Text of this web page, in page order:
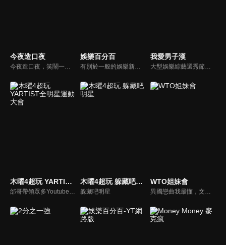
今夜造口夜
今夜造口夜，笑鬧一整夜。以網路自製嘲諷節目走紅、在網路擁有廣大支持群眾和影響力的主播「視網膜」，藉此一揉合綜藝與喜劇之談話性節目，帶觀眾以輕鬆之方式，瞭解時下最熱門、最能引起共鳴的社會議題、現象和人物。 多元的切入角度、最輕鬆易懂的議題剖析、言論尺度不設限！
娛樂百分百
有別於一般的娛樂新聞播報，透過遊戲、粉絲互動認識大明星們的真性情，歌唱單元讓你享受歌手們天籟般的歌聲，各式專題報導是為最佳懶人包，掌握最新娛樂動態，求新求變的節目單元刺激你的感官、滿足你的視覺，帶給你滿滿的歡笑，洗去整日的疲憊！
我愛男子漢
大型娛樂綜藝選秀節目《我愛男子漢》強勢登場！打造全新華語男子團體！各個參賽者無不卯足全力，使出看家本領只為登上夢想殿堂！為了擄獲評審芳心，哪些參賽者會使出意想不到的絕招呢？獨家精彩內容搶先看，想知道有什麼大來賓大駕光臨？想知道有那些爆笑互動內容？
木曜4超玩 YARTIST全明星運動大會
邰哥帶領眾多Youtuber舉辦運動會，全部人都動起來！木曜4超玩傾盡全力全新大型力作，集結YARTIST一同揮灑汗水爭取榮譽！
木曜4超玩 躲藏吧明星
躲藏吧明星
WTO姐妹會
異國戀曲我最懂，文化衝擊大不同！到底新住民怎麼看台灣？讓我們與主持人和來自世界各地的外國朋友，一起聊聊不同國家文化差異、衝擊、風俗、語言學習經驗、婚姻生活等。